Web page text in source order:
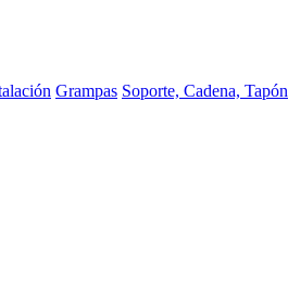
Grampas Soporte, Cadena, Tapón